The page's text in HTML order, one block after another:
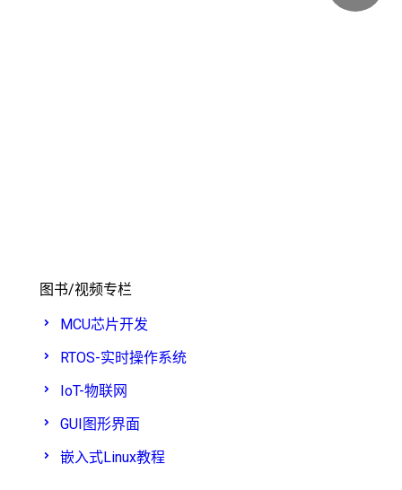
图书/视频专栏
MCU芯片开发
RTOS-实时操作系统
IoT-物联网
GUI图形界面
嵌入式Linux教程